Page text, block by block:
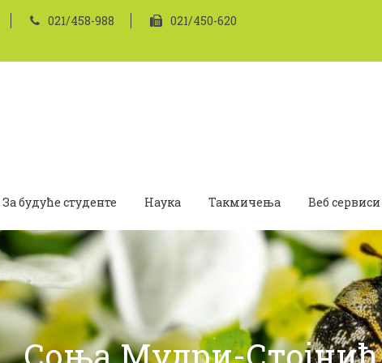
021/458-988 021/450-620
За будуће студенте Наука Такмичења Веб сервиси